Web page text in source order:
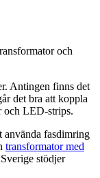
och
Antingen finns det
det bra att koppla
och LED-strips.
använda fasdimring
transformator med
stödjer